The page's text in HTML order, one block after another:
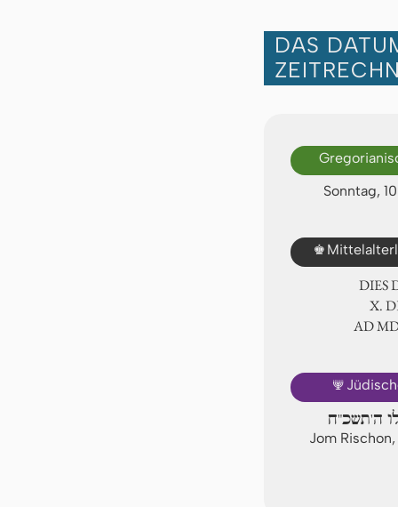
DAS
Sonntag,
♚
DIES
Ⅹ.
AD
🕎
ה'תשכ"ח
Jom